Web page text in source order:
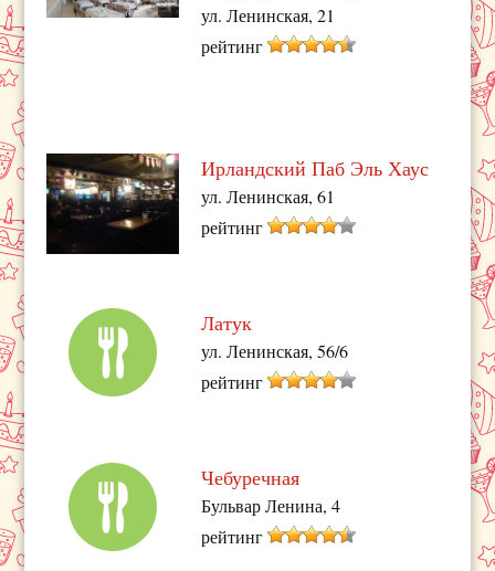
ул. Ленинская, 21
рейтинг
Ирландский Паб Эль Хаус
ул. Ленинская, 61
рейтинг
Латук
ул. Ленинская, 56/6
рейтинг
Чебуречная
Бульвар Ленина, 4
рейтинг